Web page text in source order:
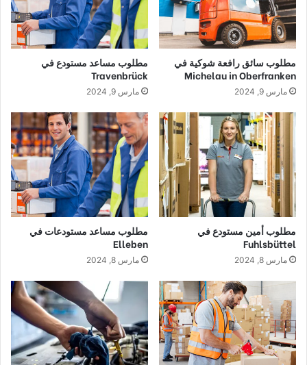
مطلوب سائق رافعة شوكية في
Michelau in Oberfranken
مارس 9, 2024
مطلوب مساعد مستودع في
Travenbrück
مارس 9, 2024
مطلوب أمين مستودع في
Fuhlsbüttel
مارس 8, 2024
مطلوب مساعد مستودعات في
Elleben
مارس 8, 2024